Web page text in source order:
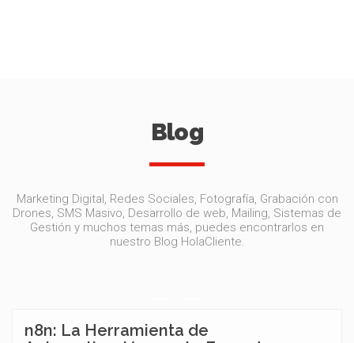
Blog
Marketing Digital, Redes Sociales, Fotografía, Grabación con
Drones, SMS Masivo, Desarrollo de web, Mailing, Sistemas de
Gestión y muchos temas más, puedes encontrarlos en
nuestro Blog HolaCliente.
n8n: La Herramienta de